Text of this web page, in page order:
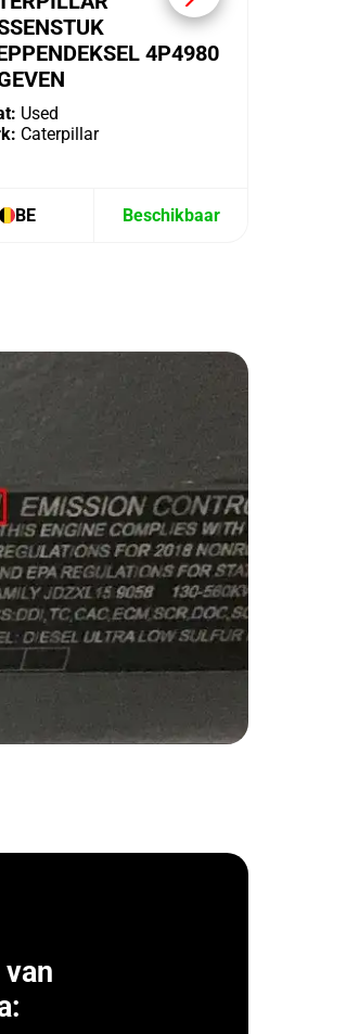
4P4980
Used
Caterpillar
BE Beschikbaar